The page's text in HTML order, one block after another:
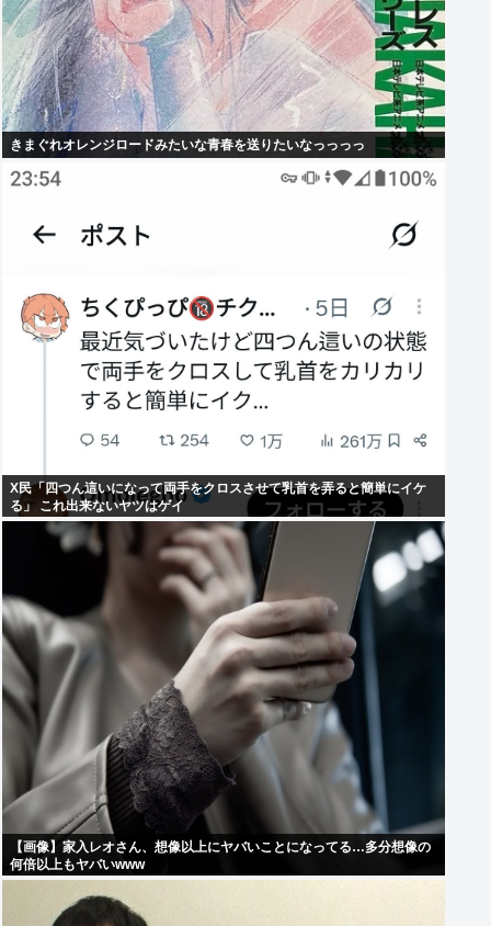
きまぐれオレンジロードみたいな青春を送りたいなっっっっ
X民「四つん這いになって両手をクロスさせて乳首を弄ると簡単にイケ
る」 これ出来ないヤツはゲイ
【画像】家入レオさん、想像以上にヤバいことになってる…多分想像の
何倍以上もヤバいwww